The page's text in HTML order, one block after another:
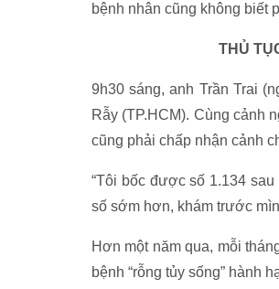
bệnh nhân cũng không biết
THỦ
9h30 sáng, anh Trần Trai
Rẫy (TP.HCM). Cùng cảnh
cũng phải chấp nhận cảnh
“Tôi bốc được số 1.134
số sớm hơn, khám trước
Hơn một năm qua, mỗi
bệnh “rỗng tủy sống” hành